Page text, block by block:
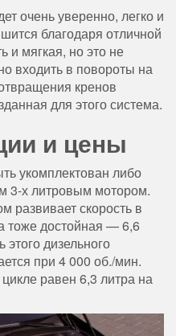
очень уверенно, легко и
благодаря отличной
и мягкая, но это не
входить в повороты на
кренов
для этого система.
и цены
укомплектован либо
3-х литровым мотором.
развивает скорость в
тоже достойная — 6,6
дизельного
при 4 000 об./мин.
равен 6,3 литра на